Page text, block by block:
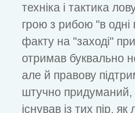
техніка і тактика
грою з рибою "в одні
факту на "заході"
отримав буквально
але й правову
штучно придуманий,
існував із тих пір,